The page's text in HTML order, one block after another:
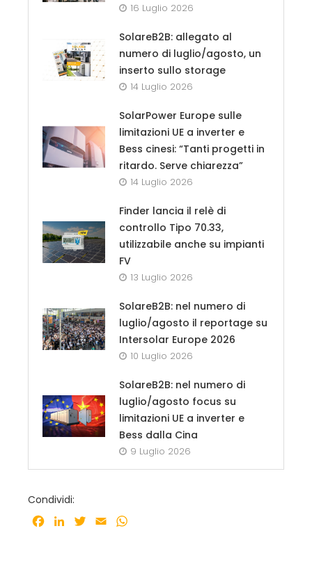
16 Luglio 2026
SolareB2B: allegato al
numero di luglio/agosto, un
inserto sullo storage
14 Luglio 2026
SolarPower Europe sulle
limitazioni UE a inverter e
Bess cinesi: “Tanti progetti in
ritardo. Serve chiarezza”
14 Luglio 2026
Finder lancia il relè di
controllo Tipo 70.33,
utilizzabile anche su impianti
FV
13 Luglio 2026
SolareB2B: nel numero di
luglio/agosto il reportage su
Intersolar Europe 2026
10 Luglio 2026
SolareB2B: nel numero di
luglio/agosto focus su
limitazioni UE a inverter e
Bess dalla Cina
9 Luglio 2026
Condividi:
Facebook
LinkedInTwitter
Email